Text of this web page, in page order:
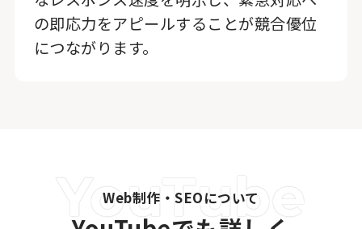
の即応力をアピールすることが競合優位
につながります。
Web制作・SEOについて